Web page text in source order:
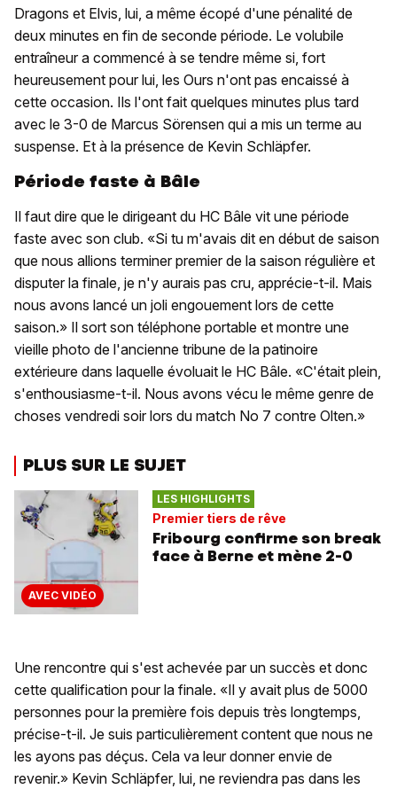
Dragons et Elvis, lui, a même écopé d'une pénalité de
deux minutes en fin de seconde période. Le volubile
entraîneur a commencé à se tendre même si, fort
heureusement pour lui, les Ours n'ont pas encaissé à
cette occasion. Ils l'ont fait quelques minutes plus tard
avec le 3-0 de Marcus Sörensen qui a mis un terme au
suspense. Et à la présence de Kevin Schläpfer.
Période faste à Bâle
Il faut dire que le dirigeant du HC Bâle vit une période
faste avec son club. «Si tu m'avais dit en début de saison
que nous allions terminer premier de la saison régulière et
disputer la finale, je n'y aurais pas cru, apprécie-t-il. Mais
nous avons lancé un joli engouement lors de cette
saison.» Il sort son téléphone portable et montre une
vieille photo de l'ancienne tribune de la patinoire
extérieure dans laquelle évoluait le HC Bâle. «C'était plein,
s'enthousiasme-t-il. Nous avons vécu le même genre de
choses vendredi soir lors du match No 7 contre Olten.»
PLUS SUR LE SUJET
AVEC VIDÉO
LES HIGHLIGHTS
Premier tiers de rêve
Fribourg confirme son break
face à Berne et mène 2-0
Une rencontre qui s'est achevée par un succès et donc
cette qualification pour la finale. «Il y avait plus de 5000
personnes pour la première fois depuis très longtemps,
précise-t-il. Je suis particulièrement content que nous ne
les ayons pas déçus. Cela va leur donner envie de
revenir.» Kevin Schläpfer, lui, ne reviendra pas dans les